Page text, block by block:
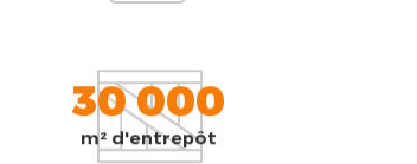
30 000
m² d'entrepôt